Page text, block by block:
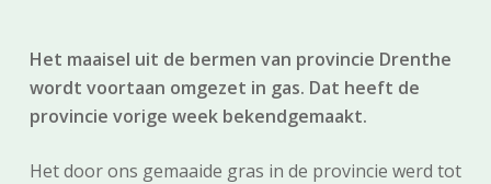
Het maaisel uit de bermen van provincie Drenthe
wordt voortaan omgezet in gas. Dat heeft de
provincie vorige week bekendgemaakt.
Het door ons gemaaide gras in de provincie werd tot